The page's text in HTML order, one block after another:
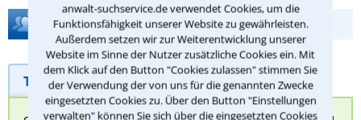
anwalt-suchservice.de verwendet Cookies, um die
Funktionsfähigkeit unserer Website zu gewährleisten.
Außerdem setzen wir zur Weiterentwicklung unserer
Website im Sinne der Nutzer zusätzliche Cookies ein. Mit
dem Klick auf den Button "Cookies zulassen" stimmen Sie
der Verwendung der von uns für die genannten Zwecke
eingesetzten Cookies zu. Über den Button "Einstellungen
verwalten" können Sie sich über die eingesetzten Cookies
Hilfe bei Ihrer Anwaltsuche?
Telefonhilfe Beratungsanfrage